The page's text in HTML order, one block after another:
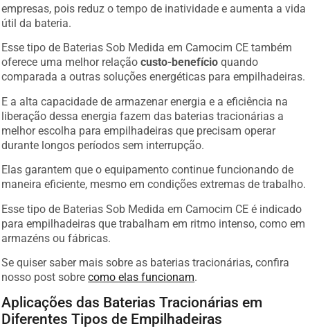
empresas, pois reduz o tempo de inatividade e aumenta a vida
útil da bateria.
Esse tipo de Baterias Sob Medida em Camocim CE também
oferece uma melhor relação custo-benefício quando
comparada a outras soluções energéticas para empilhadeiras.
E a alta capacidade de armazenar energia e a eficiência na
liberação dessa energia fazem das baterias tracionárias a
melhor escolha para empilhadeiras que precisam operar
durante longos períodos sem interrupção.
Elas garantem que o equipamento continue funcionando de
maneira eficiente, mesmo em condições extremas de trabalho.
Esse tipo de Baterias Sob Medida em Camocim CE é indicado
para empilhadeiras que trabalham em ritmo intenso, como em
armazéns ou fábricas.
Se quiser saber mais sobre as baterias tracionárias, confira
nosso post sobre como elas funcionam
Aplicações das Baterias Tracionárias em
Diferentes Tipos de Empilhadeiras